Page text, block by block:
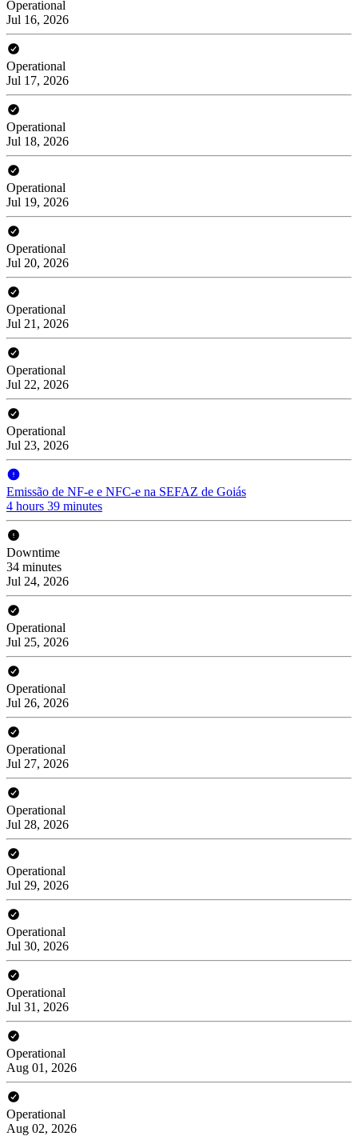
Operational
Jul 16, 2026
Operational
Jul 17, 2026
Operational
Jul 18, 2026
Operational
Jul 19, 2026
Operational
Jul 20, 2026
Operational
Jul 21, 2026
Operational
Jul 22, 2026
Operational
Jul 23, 2026
Emissão de NF-e e NFC-e na SEFAZ de Goiás
4 hours 39 minutes
Downtime
34 minutes
Jul 24, 2026
Operational
Jul 25, 2026
Operational
Jul 26, 2026
Operational
Jul 27, 2026
Operational
Jul 28, 2026
Operational
Jul 29, 2026
Operational
Jul 30, 2026
Operational
Jul 31, 2026
Operational
Aug 01, 2026
Operational
Aug 02, 2026